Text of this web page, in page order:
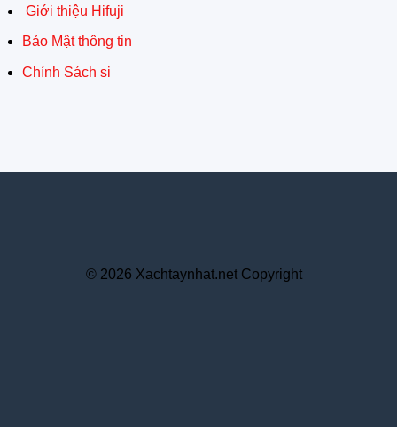
Giới thiệu Hifuji
Bảo Mật thông tin
Chính Sách si
© 2026 Xachtaynhat.net Copyright